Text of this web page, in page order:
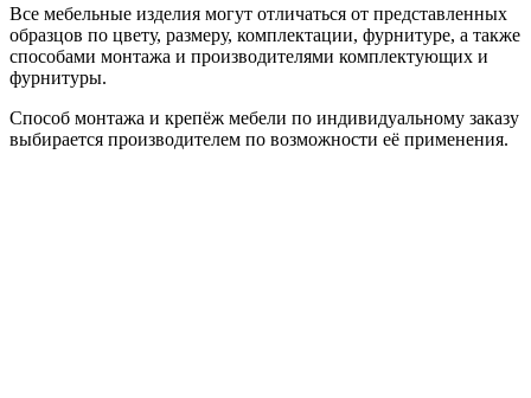
Все мебельные изделия могут отличаться от представленных
образцов по цвету, размеру, комплектации, фурнитуре, а также
способами монтажа и производителями комплектующих и
фурнитуры.
Способ монтажа и крепёж мебели по индивидуальному заказу
выбирается производителем по возможности её применения.